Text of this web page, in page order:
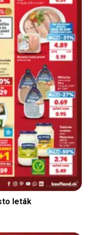
leták